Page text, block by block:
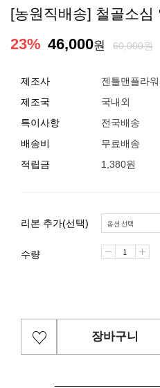
[농원직배송] 철골소심
23% 46,000원 60,000원
제조사
젠틀맨플라워
제조국
국내외
특이사항
전국배송
배송비
무료배송
적립금
1,380원
리본 추가(선택)
수량
장바구니